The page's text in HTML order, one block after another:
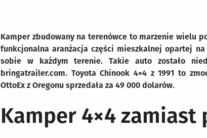
Kamper zbudowany na terenówce to marzenie wielu
funkcjonalna aranżacja części mieszkalnej opartej
sobie w każdym terenie. Takie auto zostało
bringatrailer.com. Toyota Chinook 4×4 z 1991 to
OttoEx z Oregonu sprzedała za 49 000 dolarów.
Kamper 4×4 zamiast